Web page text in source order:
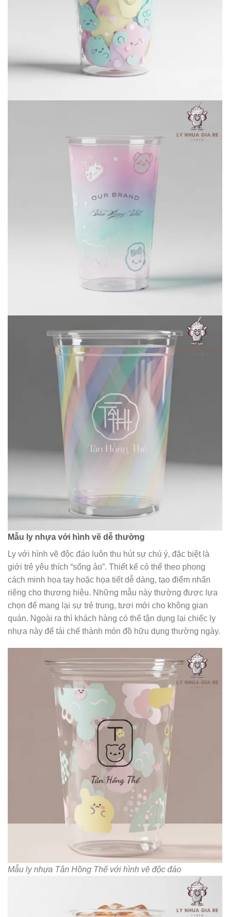
Mẫu ly nhựa với hình vẽ dễ thường
Ly với hình vẽ độc đáo luôn thu hút sự chú ý, đặc biệt là
giới trẻ yêu thích “sống ảo”. Thiết kế có thể theo phong
cách minh họa tay hoặc họa tiết dễ dàng, tạo điểm nhấn
riêng cho thương hiệu. Những mẫu này thường được lựa
chọn để mang lại sự trẻ trung, tươi mới cho không gian
quán. Ngoài ra thì khách hàng có thể tận dụng lại chiếc ly
nhựa này để tái chế thành món đồ hữu dụng thường ngày.
Mẫu ly nhựa Tân Hồng Thế với hình vẽ độc đáo